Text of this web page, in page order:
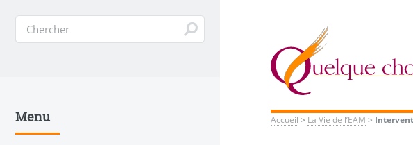
Accueil > La Vie de l’EAM >
Menu